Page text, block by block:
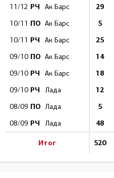
11/12 РЧ Ак Барс 29
10/11 ПО Ак Барс 5
10/11 РЧ Ак Барс 25
09/10 ПО Ак Барс 14
09/10 РЧ Ак Барс 18
09/10 РЧ Лада 12
08/09 ПО Лада 5
08/09 РЧ Лада 48
Итог 520